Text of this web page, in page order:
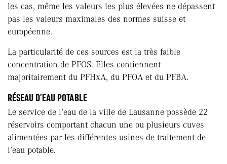
les cas, même les valeurs les plus élevées ne dépassent
pas les valeurs maximales des normes suisse et
européenne.
La particularité de ces sources est la très faible
concentration de PFOS. Elles contiennent
majoritairement du PFHxA, du PFOA et du PFBA.
RÉSEAU D’EAU POTABLE
Le service de l’eau de la ville de Lausanne possède 22
réservoirs comportant chacun une ou plusieurs cuves
alimentées par les différentes usines de traitement de
l’eau potable.